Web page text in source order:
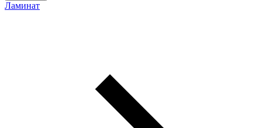
Ламинат